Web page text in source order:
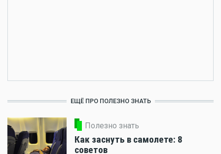
ЕЩЁ ПРО ПОЛЕЗНО ЗНАТЬ
Полезно знать
Как заснуть в самолете: 8
советов